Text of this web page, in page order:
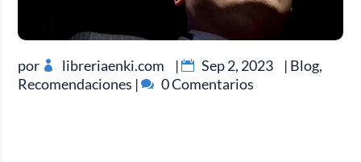
por libreriaenki.com | Sep 2, 2023 | Blog,
Recomendaciones | 0 Comentarios